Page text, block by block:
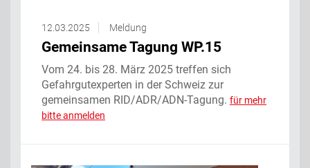
12.03.2025 Meldung
Gemeinsame Tagung WP.15
Vom 24. bis 28. März 2025 treffen sich
Gefahrgutexperten in der Schweiz zur
gemeinsamen RID/ADR/ADN-Tagung. für mehr
bitte anmelden